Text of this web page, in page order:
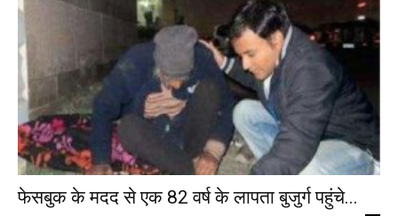
फेसबुक के मदद से एक 82 वर्ष के लापता बुजुर्ग पहुंचे...